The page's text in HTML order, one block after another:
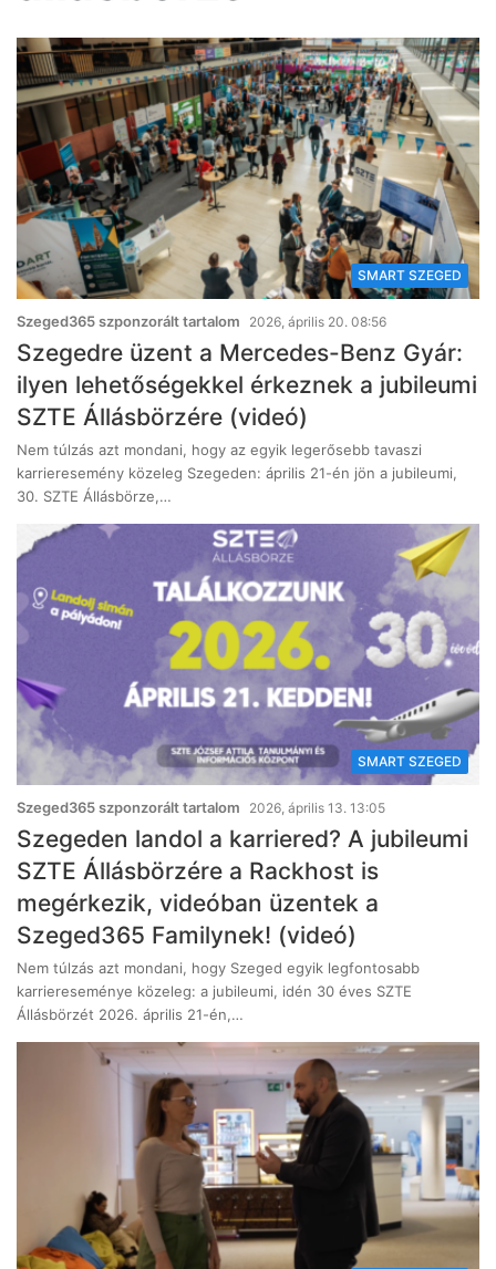
SMART SZEGED
Szeged365 szponzorált tartalom 2026, április 20. 08:56
Szegedre üzent a Mercedes-Benz Gyár:
ilyen lehetőségekkel érkeznek a jubileumi
SZTE Állásbörzére (videó)
Nem túlzás azt mondani, hogy az egyik legerősebb tavaszi
karrieresemény közeleg Szegeden: április 21-én jön a jubileumi,
30. SZTE Állásbörze,…
SMART SZEGED
Szeged365 szponzorált tartalom 2026, április 13. 13:05
Szegeden landol a karriered? A jubileumi
SZTE Állásbörzére a Rackhost is
megérkezik, videóban üzentek a
Szeged365 Familynek! (videó)
Nem túlzás azt mondani, hogy Szeged egyik legfontosabb
karriereseménye közeleg: a jubileumi, idén 30 éves SZTE
Állásbörzét 2026. április 21-én,…